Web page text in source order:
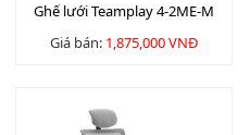
Ghế lưới Teamplay 4-2ME-M
Giá bán: 1,875,000 VNĐ